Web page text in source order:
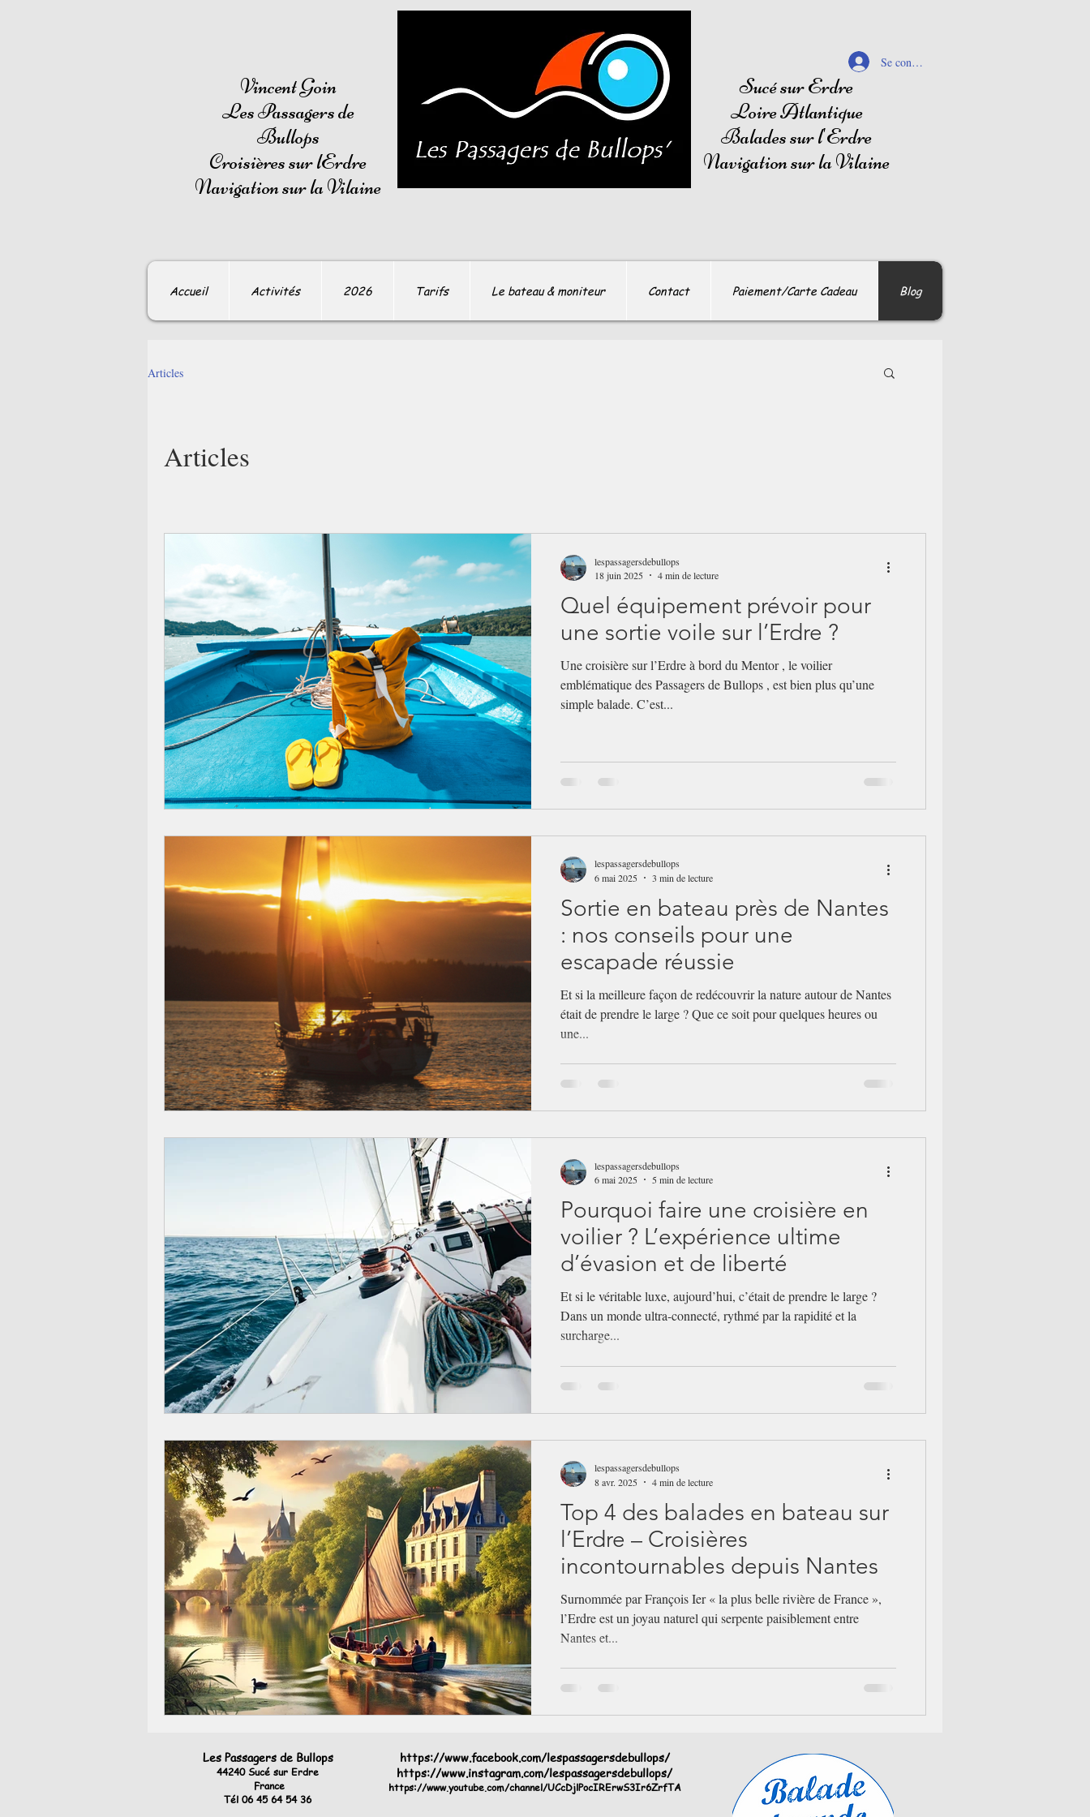
Vincent Goin
Les Passagers de
Bullops
Croisières sur lErdre
Navigation sur la Vilaine
Se connecter
Sucé sur Erdre
Loire Atlantique
Balades sur l'Erdre
Navigation sur la Vilaine
Articles
Articles
Quel équipement prévoir pour
une sortie voile sur l’Erdre ?
Une croisière sur l’Erdre à bord du Mentor , le voilier
emblématique des Passagers de Bullops , est bien plus qu’une
simple balade. C’est...
lespassagersdebullops
18 juin 2025
4 min de lecture
Sortie en bateau près de Nantes
: nos conseils pour une
escapade réussie
Et si la meilleure façon de redécouvrir la nature autour de Nantes
était de prendre le large ? Que ce soit pour quelques heures ou
une...
lespassagersdebullops
6 mai 2025
3 min de lecture
Pourquoi faire une croisière en
voilier ? L’expérience ultime
d’évasion et de liberté
Et si le véritable luxe, aujourd’hui, c’était de prendre le large ?
Dans un monde ultra-connecté, rythmé par la rapidité et la
surcharge...
lespassagersdebullops
6 mai 2025
5 min de lecture
Top 4 des balades en bateau sur
l’Erdre – Croisières
incontournables depuis Nantes
Surnommée par François Ier « la plus belle rivière de France »,
l’Erdre est un joyau naturel qui serpente paisiblement entre
Nantes et...
lespassagersdebullops
8 avr. 2025
4 min de lecture
Accueil Activités 2026 Tarifs Le bateau & moniteur Contact Paiement/Carte Cadeau Blog
Les Passagers de Bullops
44240 Sucé sur Erdre
France
Tél 06 45 64 54 36
https://www.facebook.com/lespassagersdebullops/
https://www.instagram.com/lespassagersdebullops/
https://www.youtube.com/channel/UCcDjlPocIRErwS3Ir6ZrfTA